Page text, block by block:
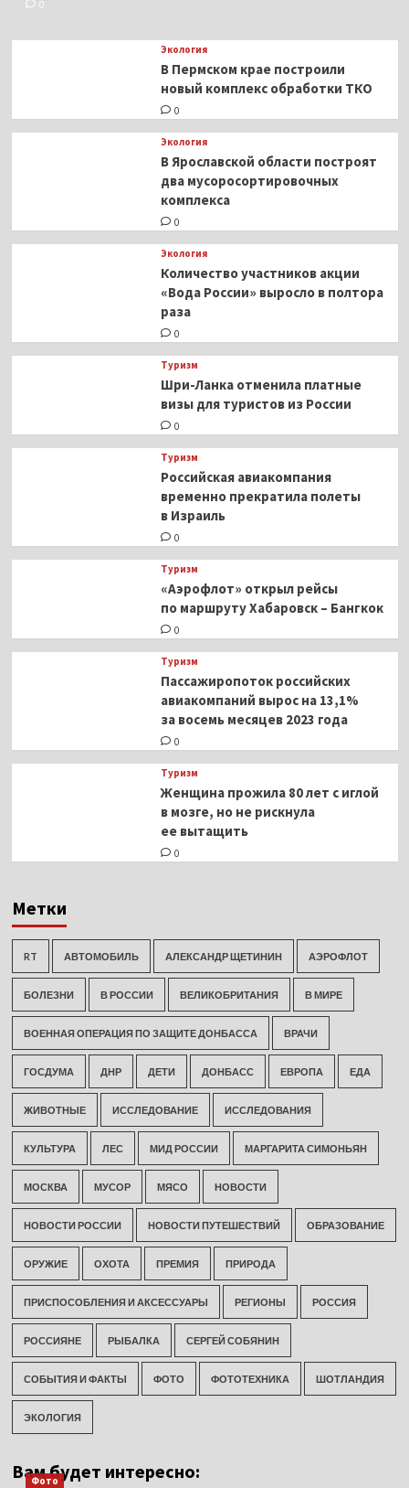
0
Экология
В Пермском крае построили
новый комплекс обработки ТКО
0
Экология
В Ярославской области построят
два мусоросортировочных
комплекса
0
Экология
Количество участников акции
«Вода России» выросло в полтора
раза
0
Туризм
Шри-Ланка отменила платные
визы для туристов из России
0
Туризм
Российская авиакомпания
временно прекратила полеты
в Израиль
0
Туризм
«Аэрофлот» открыл рейсы
по маршруту Хабаровск – Бангкок
0
Туризм
Пассажиропоток российских
авиакомпаний вырос на 13,1%
за восемь месяцев 2023 года
0
Туризм
Женщина прожила 80 лет с иглой
в мозге, но не рискнула
ее вытащить
0
Метки
RT АВТОМОБИЛЬ АЛЕКСАНДР ЩЕТИНИН АЭРОФЛОТ
БОЛЕЗНИ В РОССИИ ВЕЛИКОБРИТАНИЯ В МИРЕ
ВОЕННАЯ ОПЕРАЦИЯ ПО ЗАЩИТЕ ДОНБАССА ВРАЧИ
ГОСДУМА ДНР ДЕТИ ДОНБАСС ЕВРОПА ЕДА
ЖИВОТНЫЕ ИССЛЕДОВАНИЕ ИССЛЕДОВАНИЯ
КУЛЬТУРА ЛЕС МИД РОССИИ МАРГАРИТА СИМОНЬЯН
МОСКВА МУСОР МЯСО НОВОСТИ
НОВОСТИ РОССИИ НОВОСТИ ПУТЕШЕСТВИЙ ОБРАЗОВАНИЕ
ОРУЖИЕ ОХОТА ПРЕМИЯ ПРИРОДА
ПРИСПОСОБЛЕНИЯ И АКСЕССУАРЫ РЕГИОНЫ РОССИЯ
РОССИЯНЕ РЫБАЛКА СЕРГЕЙ СОБЯНИН
СОБЫТИЯ И ФАКТЫ ФОТО ФОТОТЕХНИКА ШОТЛАНДИЯ
ЭКОЛОГИЯ
Вам будет интересно:
Фото